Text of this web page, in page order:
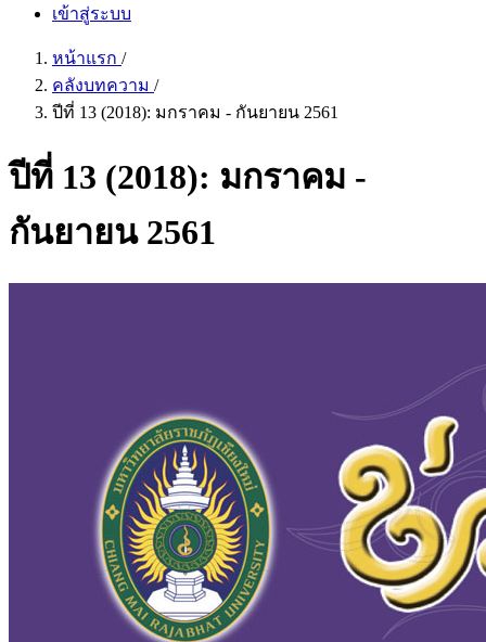
เข้าสู่ระบบ
หน้าแรก /
คลังบทความ /
ปีที่ 13 (2018): มกราคม - กันยายน 2561
ปีที่ 13 (2018): มกราคม -
กันยายน 2561